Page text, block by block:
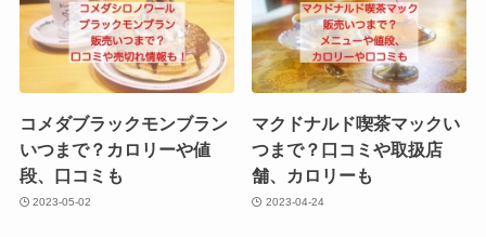
コメダブラックモンブラン
いつまで？カロリーや値
段、口コミも
2023-05-02
マクドナルド喫茶マックい
つまで？口コミや取扱店
舗、カロリーも
2023-04-24